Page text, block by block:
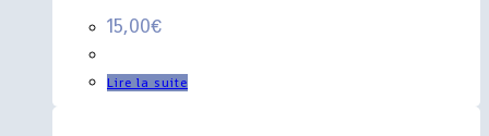
15,00€
Lire la suite